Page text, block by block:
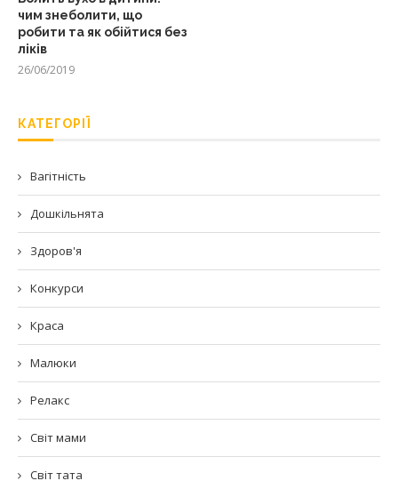
чим знеболити, що
робити та як обійтися без
ліків
26/06/2019
КАТЕГОРІЇ
Вагітність
Дошкільнята
Здоров'я
Конкурси
Краса
Малюки
Релакс
Світ мами
Світ тата